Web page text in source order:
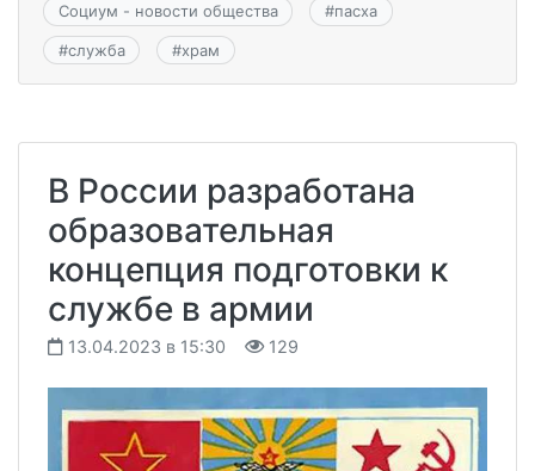
Социум - новости общества #пасха
#служба #храм
В России разработана
образовательная
концепция подготовки к
службе в армии
13.04.2023 в 15:30 129